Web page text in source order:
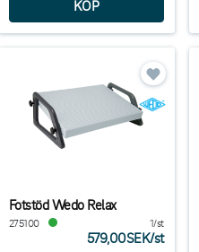
Fotstöd Wedo Relax
275100 1/st
579,00SEK/st